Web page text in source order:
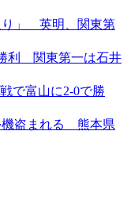
り」 英明、関東第
利 関東第一は石井
で富山に2-0で勝
機盗まれる 熊本県